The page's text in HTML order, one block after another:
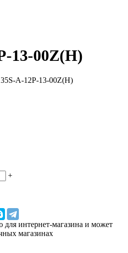
13-00Z(H)
A-12P-13-00Z(H)
+
для интернет-магазина и может
магазинах